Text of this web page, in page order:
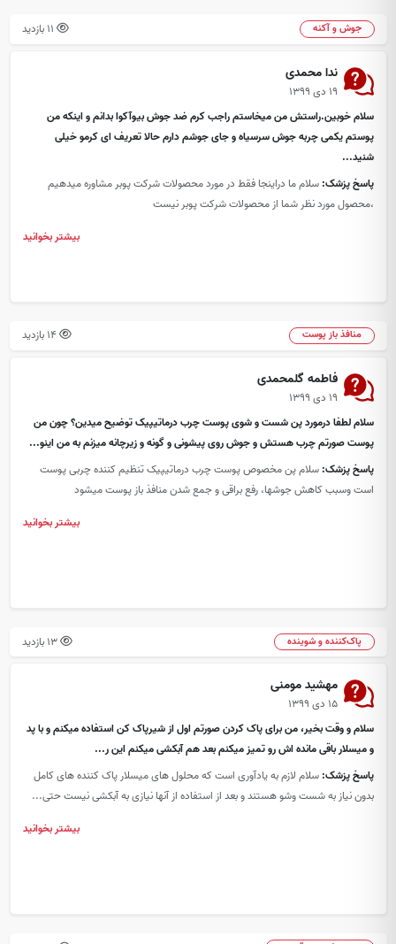
جوش و آکنه
ندا محمدی
۱۹ دی ۱۳۹۹
سلام خوبین.راستش من میخاستم راجب کرم ضد جوش بیوآکوا بدانم و اینکه من
پوستم یکمی چربه جوش سرسیاه و جای جوشم دارم حالا تعریف ای کرمو خیلی
شنید...
پاسخ پزشک: سلام ما دراینجا فقط در مورد محصولات شرکت پوبر مشاوره میدهیم
،محصول مورد نظر شما از محصولات شرکت پوبر نیست
بیشتر بخوانید
منافذ باز پوست 14 بازدید
فاطمه گلمحمدی
۱۹ دی ۱۳۹۹
سلام لطفا درمورد پن شست و شوی پوست چرب درماتیپیک توضیح میدین؟ چون من
پوست صورتم چرب هستش و جوش روی پیشونی و گونه و زیر‌چانه میزنم به من اینو...
پاسخ پزشک: سلام پن مخصوص پوست چرب درماتیپیک تنظیم کننده چربی پوست
است وسبب کاهش جوشها، رفع براقی و جمع شدن منافذ باز پوست میشود
بیشتر بخوانید
پاک‌کننده و شوینده 13 بازدید
مهشید مومنی
۱۵ دی ۱۳۹۹
سلام و وقت بخیر، من برای پاک کردن صورتم اول از شیرپاک کن استفاده میکنم و با پد
و میسلار باقی مانده اش رو تمیز میکنم بعد هم آبکشی میکنم این ر...
پاسخ پزشک: سلام لازم به یادآوری است که محلول های میسلار پاک کننده های کامل
بدون نیاز به شست وشو هستند و بعد از استفاده از آنها نیازی به آبکشی نیست حتی...
بیشتر بخوانید